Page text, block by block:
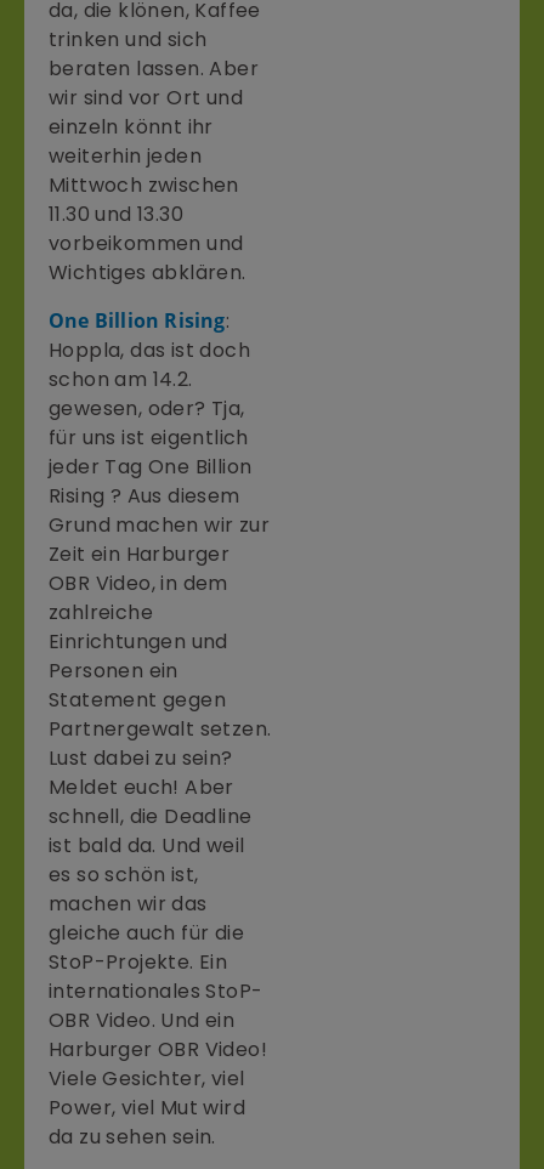
da, die klönen, Kaffee
trinken und sich
beraten lassen. Aber
wir sind vor Ort und
einzeln könnt ihr
weiterhin jeden
Mittwoch zwischen
11.30 und 13.30
vorbeikommen und
Wichtiges abklären.
One Billion Rising:
Hoppla, das ist doch
schon am 14.2.
gewesen, oder? Tja,
für uns ist eigentlich
jeder Tag One Billion
Rising ? Aus diesem
Grund machen wir zur
Zeit ein Harburger
OBR Video, in dem
zahlreiche
Einrichtungen und
Personen ein
Statement gegen
Partnergewalt setzen.
Lust dabei zu sein?
Meldet euch! Aber
schnell, die Deadline
ist bald da. Und weil
es so schön ist,
machen wir das
gleiche auch für die
StoP-Projekte. Ein
internationales StoP-
OBR Video. Und ein
Harburger OBR Video!
Viele Gesichter, viel
Power, viel Mut wird
da zu sehen sein.